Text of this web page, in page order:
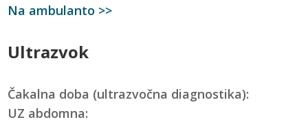
Na ambulanto >>
Ultrazvok
Čakalna doba (ultrazvočna diagnostika):
UZ abdomna: